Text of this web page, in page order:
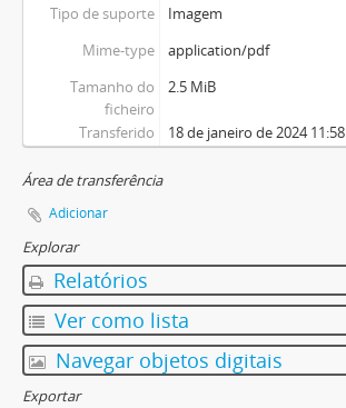
Tipo de suporte
Imagem
Mime-type
application/pdf
Tamanho do
ficheiro
2.5 MiB
Transferido 18 de janeiro de 2024 11:58
Área de transferência
Adicionar
Explorar
Relatórios
Ver como lista
Navegar objetos digitais
Exportar